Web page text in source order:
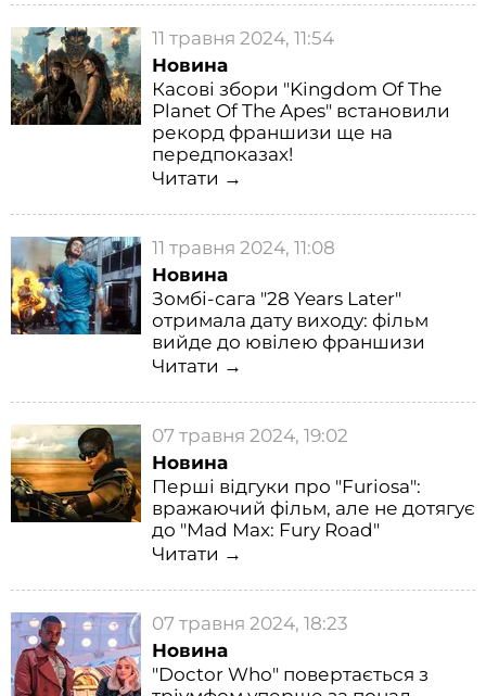
11 травня 2024, 11:54
Новина
Касові збори "Kingdom Of The
Planet Of The Apes" встановили
рекорд франшизи ще на
передпоказах!
Читати →
11 травня 2024, 11:08
Новина
Зомбі-сага "28 Years Later"
отримала дату виходу: фільм
вийде до ювілею франшизи
Читати →
07 травня 2024, 19:02
Новина
Перші відгуки про "Furiosa":
вражаючий фільм, але не дотягує
до "Mad Max: Fury Road"
Читати →
07 травня 2024, 18:23
Новина
"Doctor Who" повертається з